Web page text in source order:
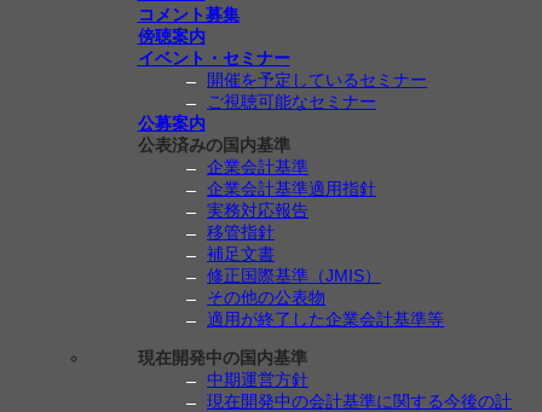
コメント募集
傍聴案内
イベント・セミナー
開催を予定しているセミナー
ご視聴可能なセミナー
公募案内
公表済みの国内基準
企業会計基準
企業会計基準適用指針
実務対応報告
移管指針
補足文書
修正国際基準（JMIS）
その他の公表物
適用が終了した企業会計基準等
現在開発中の国内基準
中期運営方針
現在開発中の会計基準に関する今後の計